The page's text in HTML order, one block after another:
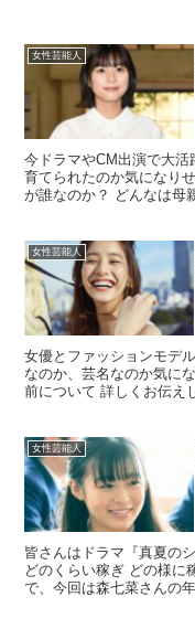
女性芸能人
今ドラマやCM出演で大
育てられたのか気になり
が誰なのか？ どんなは母
女性芸能人
女優とファッションモデ
なのか、芸名なのか気に
前について 詳しくお伝え
女性芸能人
皆さんはドラマ『真夏の
どのくらい稼ぎ どの様
で、今回は森七菜さんの